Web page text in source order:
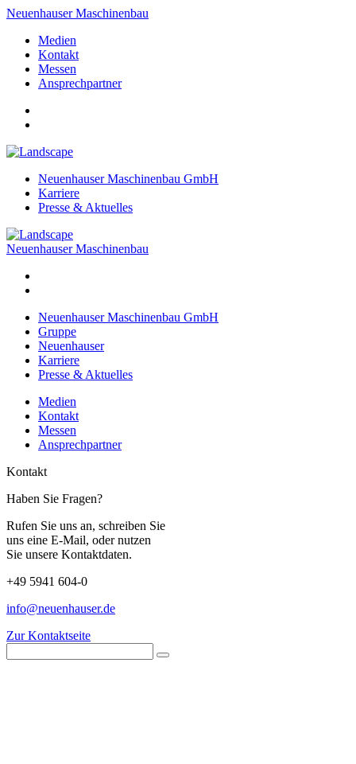
Neuenhauser Maschinenbau
Medien
Kontakt
Messen
Ansprechpartner
Neuenhauser Maschinenbau GmbH
Karriere
Presse & Aktuelles
Neuenhauser Maschinenbau
Neuenhauser Maschinenbau GmbH
Gruppe
Neuenhauser
Karriere
Presse & Aktuelles
Medien
Kontakt
Messen
Ansprechpartner
Kontakt
Haben Sie Fragen?
Rufen Sie uns an, schreiben Sie
uns eine E-Mail, oder nutzen
Sie unsere Kontaktdaten.
+49 5941 604-0
info@neuenhauser.de
Zur Kontaktseite